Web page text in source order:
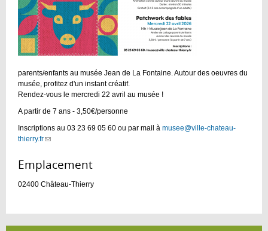
parents/enfants au musée Jean de La Fontaine. Autour des oeuvres du
musée, profitez d'un instant créatif.
Rendez-vous le mercredi 22 avril au musée !
A partir de 7 ans - 3,50€/personne
Inscriptions au 03 23 69 05 60 ou par mail à musee@ville-chateau-
thierry.fr(link
e-
mail)
Emplacement :
02400 Château-Thierry